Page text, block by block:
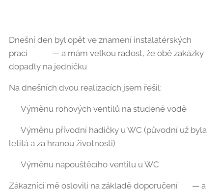
Dnešní den byl opět ve znamení instalatérských
prací 🚿🛠️ — a mám velkou radost, že obě zakázky
dopadly na jedničku 👍
Na dnešních dvou realizacích jsem řešil:
✅ Výměnu rohových ventilů na studené vodě
✅ Výměnu přívodní hadičky u WC (původní už byla
letitá a za hranou životnosti)
✅ Výměnu napouštěcího ventilu u WC 🚽
Zákazníci mě oslovili na základě doporučení 🤝 — a